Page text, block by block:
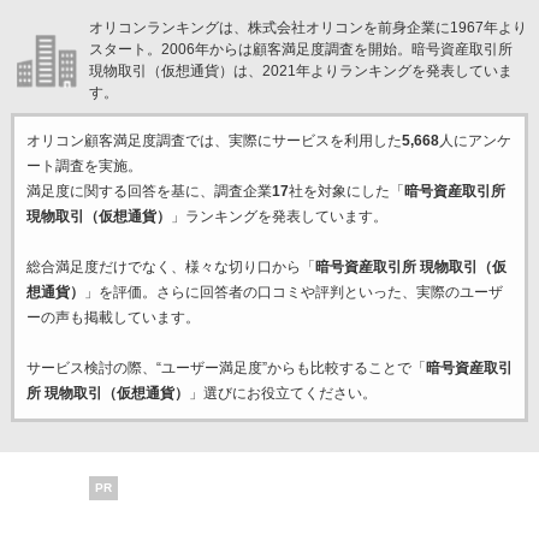
オリコンランキングは、株式会社オリコンを前身企業に1967年より
スタート。2006年からは顧客満足度調査を開始。暗号資産取引所
現物取引（仮想通貨）は、2021年よりランキングを発表していま
す。
オリコン顧客満足度調査では、実際にサービスを利用した5,668人にアンケ
ート調査を実施。
満足度に関する回答を基に、調査企業17社を対象にした「 暗号資産取引所
現物取引（仮想通貨）
」ランキングを発表しています。
総合満足度だけでなく、様々な切り口から「 暗号資産取引所 現物取引（仮
想通貨）
」を評価。さらに回答者の口コミや評判といった、実際のユーザ
ーの声も掲載しています。
サービス検討の際、“ユーザー満足度”からも比較することで「 暗号資産取引
所 現物取引（仮想通貨）
」選びにお役立てください。
PR